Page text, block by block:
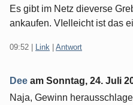
Es gibt im Netz dieverse
ankaufen. VIelleicht ist das
09:52 Link Antwort
Dee am Sonntag, 24. Juli
Naja, Gewinn